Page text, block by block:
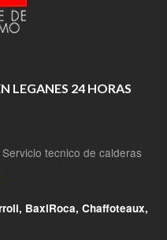
LEGANES 24 HORAS
Servicio tecnico de calderas
BaxiRoca, Chaffoteaux,